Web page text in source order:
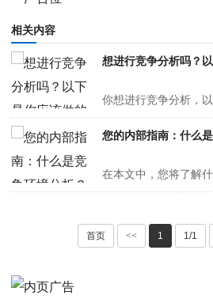
相关内容
想进行竞争分析吗？
您的内部指南：什么
首页 << 1 1/1